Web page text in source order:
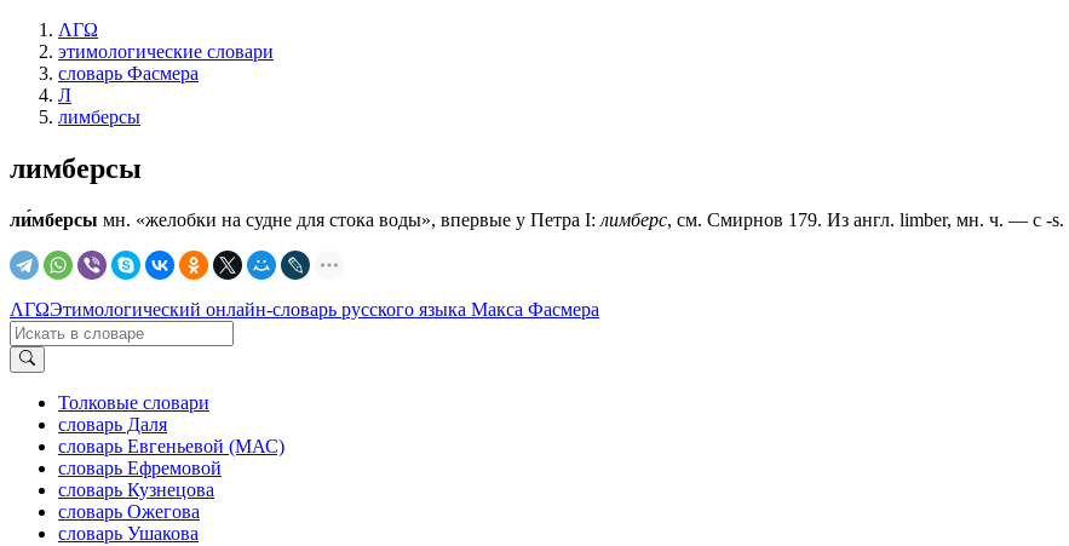
ΛΓΩ
этимологические словари
словарь Фасмера
Л
лимберсы
лимберсы
ли́мберсы мн. «желобки на судне для стока воды», впервые у Петра I: лимберс, см. Смирнов 179. Из англ. limber, мн. ч. — с -s.
ΛΓΩЭтимологический онлайн-словарь русского языка Макса Фасмера
Толковые словари
словарь Даля
словарь Евгеньевой (МАС)
словарь Ефремовой
словарь Кузнецова
словарь Ожегова
словарь Ушакова